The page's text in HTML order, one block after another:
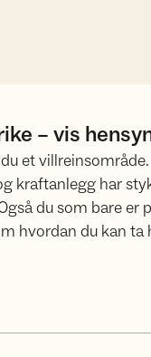
– vis
et
kraftanlegg har
du som bare er
hvordan du kan ta